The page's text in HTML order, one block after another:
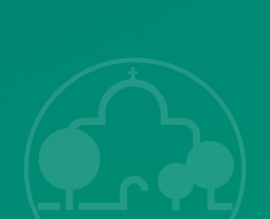
Λ. Μεσογείων 415-417 Τ.Κ.15343
Αγία Παρασκευή
213 2004500